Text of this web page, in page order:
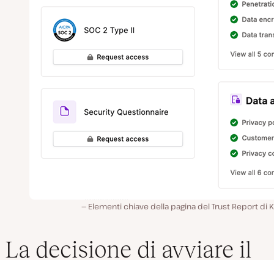
Elementi chiave della pagina del Trust Report di
La decisione di avviare il